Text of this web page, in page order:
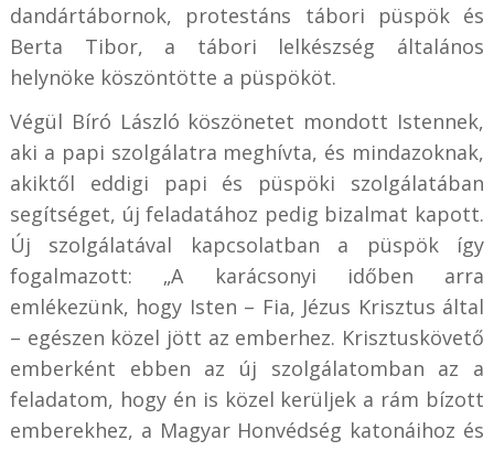
dandártábornok, protestáns tábori püspök és
Berta Tibor, a tábori lelkészség általános
helynöke köszöntötte a püspököt.
Végül Bíró László köszönetet mondott Istennek,
aki a papi szolgálatra meghívta, és mindazoknak,
akiktől eddigi papi és püspöki szolgálatában
segítséget, új feladatához pedig bizalmat kapott.
Új szolgálatával kapcsolatban a püspök így
fogalmazott: „A karácsonyi időben arra
emlékezünk, hogy Isten – Fia, Jézus Krisztus által
– egészen közel jött az emberhez. Krisztuskövető
emberként ebben az új szolgálatomban az a
feladatom, hogy én is közel kerüljek a rám bízott
emberekhez, a Magyar Honvédség katonáihoz és